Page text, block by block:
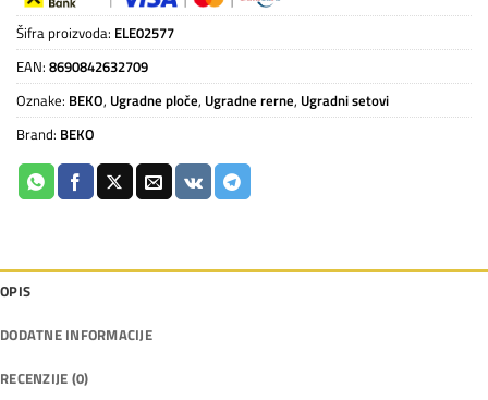
Šifra proizvoda: ELE02577
EAN: 8690842632709
Oznake: BEKO, Ugradne ploče, Ugradne rerne, Ugradni setovi
Brand: BEKO
OPIS
DODATNE INFORMACIJE
RECENZIJE (0)